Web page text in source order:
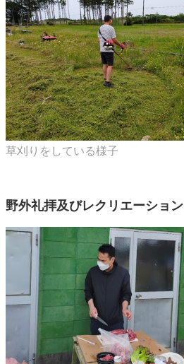
草刈りをしている様子
野外礼拝及びレクリエーション